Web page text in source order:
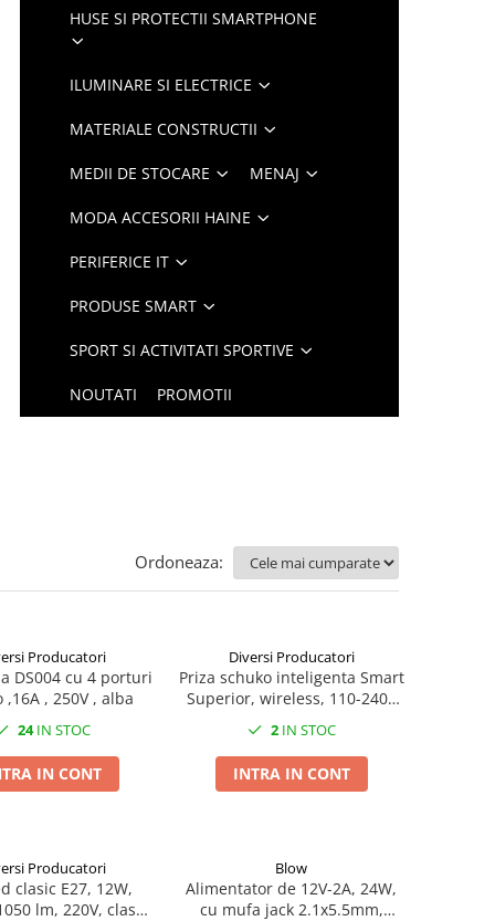
HUSE SI PROTECTII SMARTPHONE
ILUMINARE SI ELECTRICE
MATERIALE CONSTRUCTII
MEDII DE STOCARE MENAJ
MODA ACCESORII HAINE
PERIFERICE IT
PRODUSE SMART
SPORT SI ACTIVITATI SPORTIVE
NOUTATI PROMOTII
Ordoneaza:
Producatori
DS004 cu 4 porturi
,16A , 250V , alba
24IN STOC
IN CONT
Diversi Producatori
Priza schuko inteligenta Smart
Superior, wireless, 110-240V
2IN STOC
INTRA IN CONT
Producatori
clasic E27, 12W,
lm, 220V, clasa
Blow
Alimentator de 12V-2A, 24W,
cu mufa jack 2.1x5.5mm,